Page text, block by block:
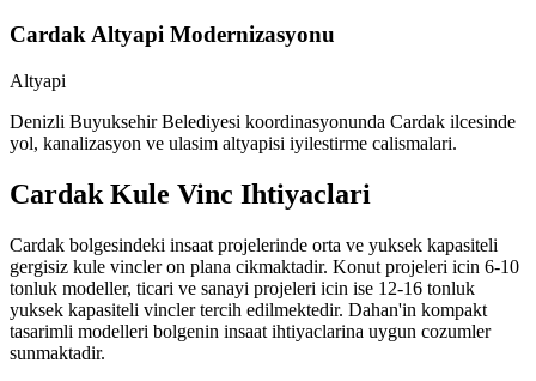
Cardak Altyapi Modernizasyonu
Altyapi
Denizli Buyuksehir Belediyesi koordinasyonunda Cardak ilcesinde
yol, kanalizasyon ve ulasim altyapisi iyilestirme calismalari.
Cardak Kule Vinc Ihtiyaclari
Cardak bolgesindeki insaat projelerinde orta ve yuksek kapasiteli
gergisiz kule vincler on plana cikmaktadir. Konut projeleri icin 6-10
tonluk modeller, ticari ve sanayi projeleri icin ise 12-16 tonluk
yuksek kapasiteli vincler tercih edilmektedir. Dahan'in kompakt
tasarimli modelleri bolgenin insaat ihtiyaclarina uygun cozumler
sunmaktadir.